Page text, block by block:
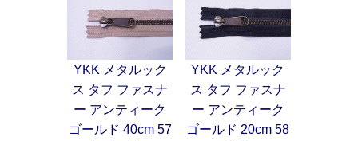
YKK メタルック
ス タフ ファスナ
ー アンティーク
ゴールド 40cm 57
YKK メタルック
ス タフ ファスナ
ー アンティーク
ゴールド 20cm 58